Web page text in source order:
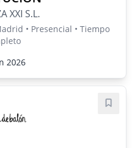
XXI S.L.
• Presencial • Tiempo
2026